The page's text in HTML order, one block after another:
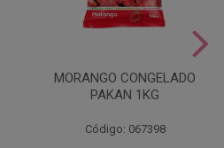
MORANGO CONGELADO
PAKAN 1KG
Código: 067398